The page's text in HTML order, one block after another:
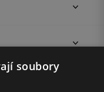
soubory